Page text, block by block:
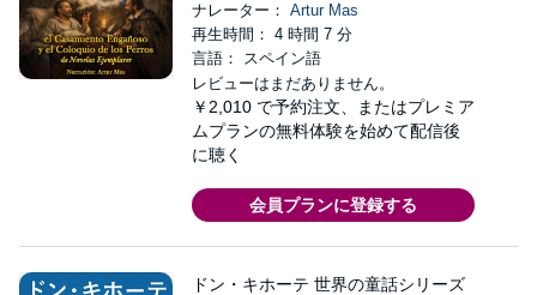
ナレーター： Artur Mas
再生時間： 4 時間 7 分
言語： スペイン語
レビューはまだありません。
￥2,010 で予約注文、またはプレミア
ムプランの無料体験を始めて配信後
に聴く
会員プランに登録する
ドン・キホーテ 世界の童話シリーズ